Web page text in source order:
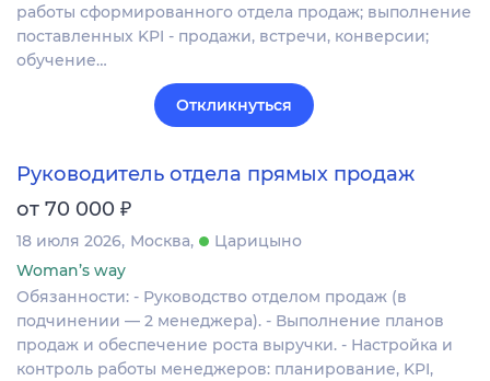
работы сформированного отдела продаж; выполнение
поставленных KPI - продажи, встречи, конверсии;
обучение…
Откликнуться
Руководитель отдела прямых продаж
от 70 000 ₽
18 июля 2026 Москва
Царицыно
Woman’s way
Обязанности: - Руководство отделом продаж (в
подчинении — 2 менеджера). - Выполнение планов
продаж и обеспечение роста выручки. - Настройка и
контроль работы менеджеров: планирование, KPI,